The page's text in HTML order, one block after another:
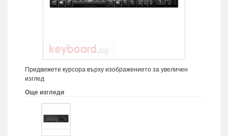
Придвижете курсора върху изображението за увеличен
изглед
Още изгледи